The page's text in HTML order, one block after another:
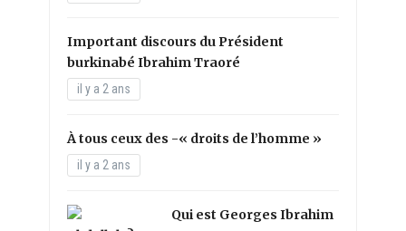
Important discours du Président
burkinabé Ibrahim Traoré
il y a 2 ans
À tous ceux des -« droits de l’homme »
il y a 2 ans
Qui est Georges Ibrahim